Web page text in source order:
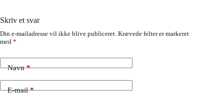
Skriv et svar
Din e-mailadresse vil ikke blive publiceret. Krævede felter er markeret
med *
Navn*
E-mail*